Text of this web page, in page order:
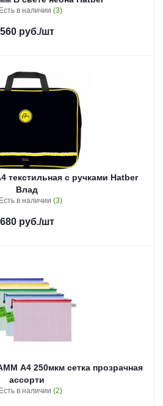
Есть в наличии (3)
560руб./шт
текстильная с ручками Hatber
Влад
Есть в наличии (3)
680руб./шт
А4 250мкм сетка прозрачная
ассорти
Есть в наличии (2)